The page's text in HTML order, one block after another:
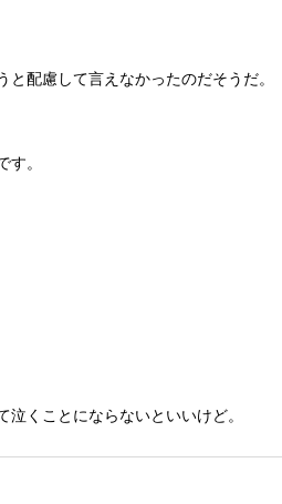
と配慮して言えなかったのだそうだ。
す。
泣くことにならないといいけど。